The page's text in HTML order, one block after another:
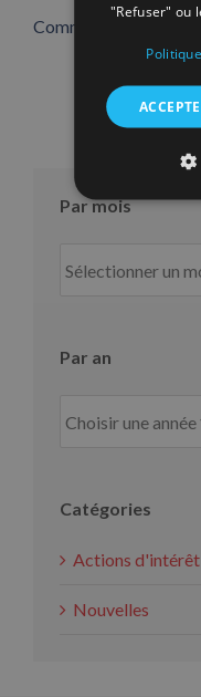
Comments are closed.
Par mois
mois
Par an
Catégories
Actions
Nouvelles
"Refuser" ou